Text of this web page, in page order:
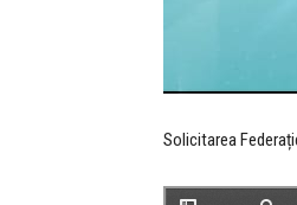
Solicitarea